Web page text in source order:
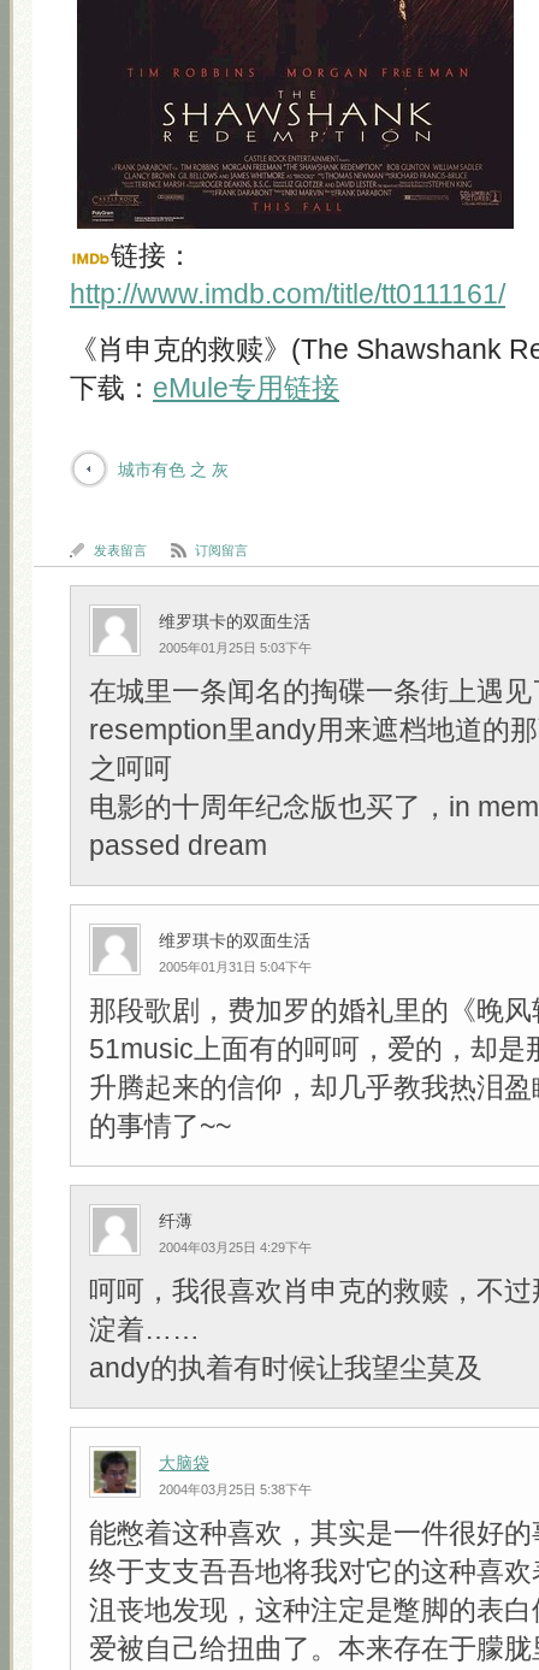
链接：
http://www.imdb.com/title/tt0111161/
《肖申克的救赎》(The Shawshank
下载： eMule专用链接
城市有色 之 灰
发表留言 订阅留言
维罗琪卡的双面生活
2005年01月25日 5:03下午
在城里一条闻名的掏碟一条街上遇见
resemption里andy用来遮档地道的
之呵呵
电影的十周年纪念版也买了，in
passed dream
维罗琪卡的双面生活
2005年01月31日 5:04下午
那段歌剧，费加罗的婚礼里的《晚
51music上面有的呵呵，爱的，却是
升腾起来的信仰，却几乎教我热泪
的事情了~~
纤薄
2004年03月25日 4:29下午
呵呵，我很喜欢肖申克的救赎，不
淀着……
andy的执着有时候让我望尘莫及
大脑袋
2004年03月25日 5:38下午
能憋着这种喜欢，其实是一件很好
终于支支吾吾地将我对它的这种喜
沮丧地发现，这种注定是蹩脚的表
爱被自己给扭曲了。本来存在于朦